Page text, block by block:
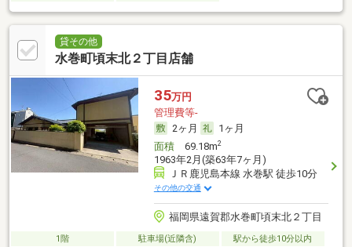
貸その他
水巻町頃末北２丁目店舗
35万円
管理費等-
2ヶ月
1ヶ月
面積69.18m2
1963年2月(築63年7ヶ月)
ＪＲ鹿児島本線 水巻駅 徒歩10分
その他の交通
福岡県遠賀郡水巻町頃末北２丁目
1階 駐車場(近隣含) 駅から徒歩10分以内